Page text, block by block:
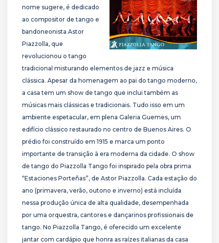
nome sugere, é dedicado
ao compositor de tango e
bandoneonista Astor
Piazzolla, que
revolucionou o tango
tradicional misturando elementos de jazz e música
clássica. Apesar da homenagem ao pai do tango moderno,
a casa tem um show de tango que inclui também as
músicas mais clássicas e tradicionais. Tudo isso em um
ambiente espetacular, em plena Galeria Guemes, um
edifício clássico restaurado no centro de Buenos Aires. O
prédio foi construído em 1915 e marca um ponto
importante de transição à era moderna da cidade. O show
de tango do Piazzolla Tango foi inspirado pela obra prima
“Estaciones Porteñas”, de Astor Piazzolla. Cada estação do
ano (primavera, verão, outono e inverno) está incluída
nessa produção única de alta qualidade, desempenhada
por uma orquestra, cantores e dançarinos profissionais de
tango. No Piazzolla Tango, é oferecido um excelente
jantar com cardápio que honra as raízes italianas da casa